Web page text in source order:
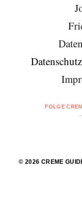
FOLGE
© 2026 CREME